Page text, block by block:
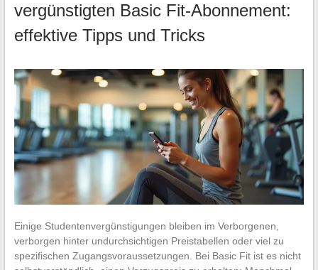
vergünstigten Basic Fit-Abonnement:
effektive Tipps und Tricks
Einige Studentenvergünstigungen bleiben im Verborgenen,
verborgen hinter undurchsichtigen Preistabellen oder viel zu
spezifischen Zugangsvoraussetzungen. Bei Basic Fit ist es nicht